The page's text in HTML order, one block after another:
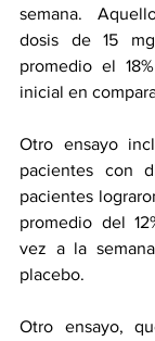
semana.
dosis de 15
promedio el
inicial en
Otro ensayo
pacientes con
pacientes
promedio del
vez a la
placebo.
Otro ensayo,